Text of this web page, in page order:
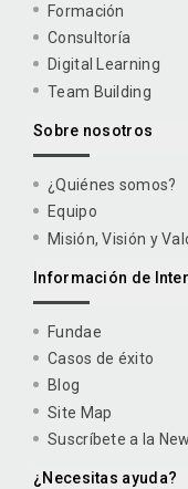
Formación
Consultoría
Digital Learning
Team Building
Sobre nosotros
¿Quiénes somos?
Equipo
Misión, Visión y
Información de
Fundae
Casos de éxito
Blog
Site Map
Suscríbete a la
¿Necesitas ayuda?